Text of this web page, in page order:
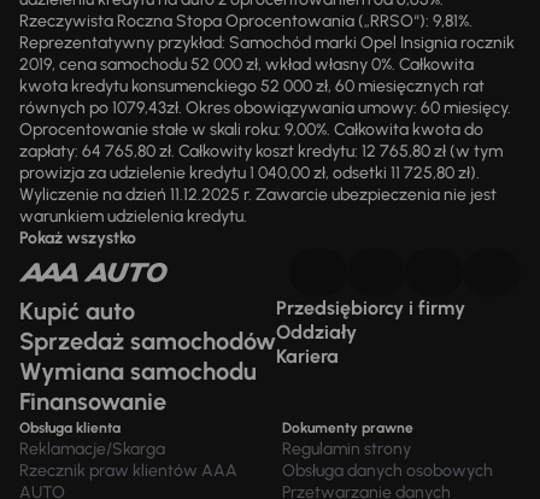
Rzeczywista Roczna Stopa Oprocentowania („RRSO“): 9,81%.
Reprezentatywny przykład: Samochód marki Opel Insignia rocznik
2019, cena samochodu 52 000 zł, wkład własny 0%. Całkowita
kwota kredytu konsumenckiego 52 000 zł, 60 miesięcznych rat
równych po 1079,43zł. Okres obowiązywania umowy: 60 miesięcy.
Oprocentowanie stałe w skali roku: 9,00%. Całkowita kwota do
zapłaty: 64 765,80 zł. Całkowity koszt kredytu: 12 765,80 zł (w tym
prowizja za udzielenie kredytu 1 040,00 zł, odsetki 11 725,80 zł).
Wyliczenie na dzień 11.12.2025 r. Zawarcie ubezpieczenia nie jest
warunkiem udzielenia kredytu.
Pokaż wszystko
Kupić auto
Sprzedaż samochodów
Wymiana samochodu
Finansowanie
Przedsiębiorcy i firmy
Oddziały
Kariera
Obsługa klienta
Reklamacje/Skarga
Rzecznik praw klientów AAA
AUTO
Dokumenty prawne
Regulamin strony
Obsługa danych osobowych
Przetwarzanie danych